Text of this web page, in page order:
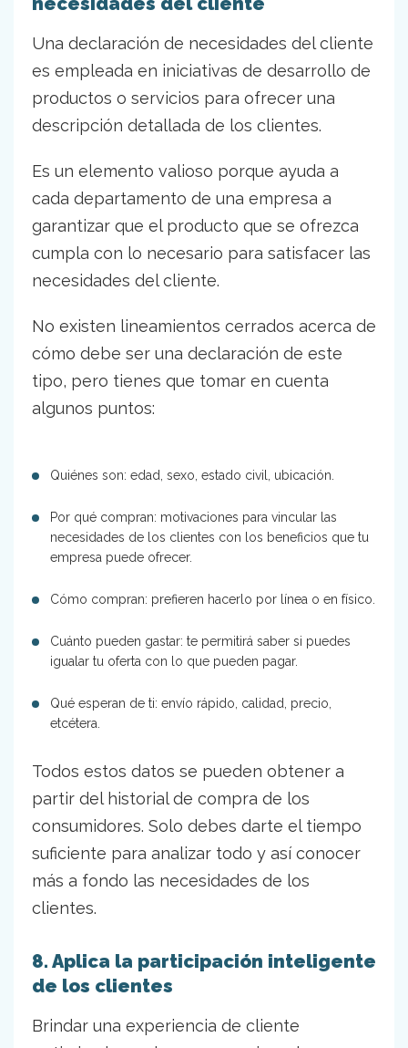
Una declaración de necesidades del cliente
es empleada en iniciativas de desarrollo de
productos o servicios para ofrecer una
descripción detallada de los clientes.
Es un elemento valioso porque ayuda a
cada departamento de una empresa a
garantizar que el producto que se ofrezca
cumpla con lo necesario para satisfacer las
necesidades del cliente.
No existen lineamientos cerrados acerca de
cómo debe ser una declaración de este
tipo, pero tienes que tomar en cuenta
algunos puntos:
Quiénes son: edad, sexo, estado civil, ubicación.
Por qué compran: motivaciones para vincular las
necesidades de los clientes con los beneficios que tu
empresa puede ofrecer.
Cómo compran: prefieren hacerlo por línea o en físico.
Cuánto pueden gastar: te permitirá saber si puedes
igualar tu oferta con lo que pueden pagar.
Qué esperan de ti: envío rápido, calidad, precio,
etcétera.
Todos estos datos se pueden obtener a
partir del historial de compra de los
consumidores. Solo debes darte el tiempo
suficiente para analizar todo y así conocer
más a fondo las necesidades de los
clientes.
8. Aplica la participación inteligente
de los clientes
Brindar una experiencia de cliente